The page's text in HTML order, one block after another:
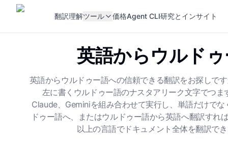
翻訳理解ツール 価格Agent CLI研究とインサイト
英語からウルド
英語からウルドゥー語への信頼できる翻訳をお探しで
左に書くウルドゥー語のナスタアリーク文字でつ
Claude、Geminiを組み合わせて実行し、単語だけで
ドゥー語へ、またはウルドゥー語から英語へ翻訳す
以上の言語でドキュメント全体を翻訳で